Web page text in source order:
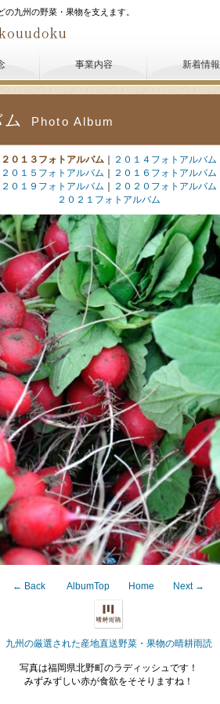
九州の野菜・果物を支えます。
Photo Album
２０１３フォトアルバム ｜ ２０１４フォトアルバム
２０１５フォトアルバム ｜ ２０１６フォトアルバム
２０１９フォトアルバム ｜ ２０２０フォトアルバム
２０２１フォトアルバム
← Back AlbumTop Home Next →
九州の厳選された産地直送野菜・果物の晴耕雨読
写真は福岡県北野町のラディッシュです！
みずみずしい赤が食欲をそそりますね！
事業内容 新着情報